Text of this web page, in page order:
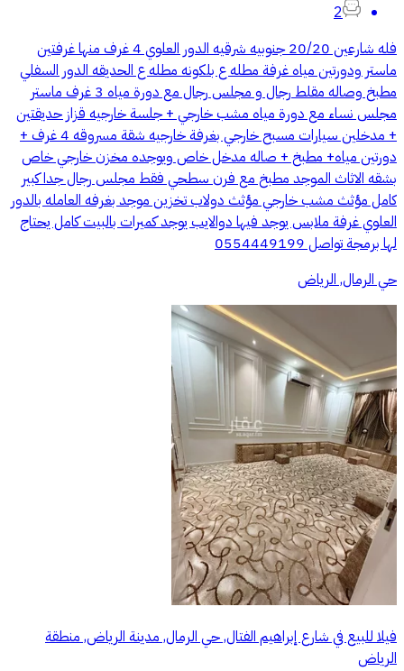
2
فله شارعين 20/20 جنوبيه شرقيه الدور العلوي 4 غرف منها غرفتين
ماستر ودورتين مياه غرفة مطله ع بلكونه مطله ع الحديقه الدور السفلي
مطبخ وصاله مقلط رجال و مجلس رجال مع دورة مياه 3 غرف ماستر
مجلس نساء مع دورة مياه مشب خارجي + جلسة خارجيه قزاز حديقتين
+ مدخلين سيارات مسبح خارجي بغرفة خارجيه شقة مسروقه 4 غرف +
دورتين مياه+ مطبخ + صاله مدخل خاص ويوجده مخزن خارجي خاص
بشقه الاثاث الموجد مطبخ مع فرن سطحي فقط مجلس رجال جدا كبير
كامل مؤثث مشب خارجي مؤثث دولاب تخزين موجد بغرفه العامله بالدور
العلوي غرفة ملابس يوجد فيها دوالايب يوجد كميرات بالبيت كامل يحتاج
لها برمجة تواصل 0554449199
حي الرمال, الرياض
فيلا للبيع في شارع إبراهيم الفتال, حي الرمال, مدينة الرياض, منطقة
الرياض